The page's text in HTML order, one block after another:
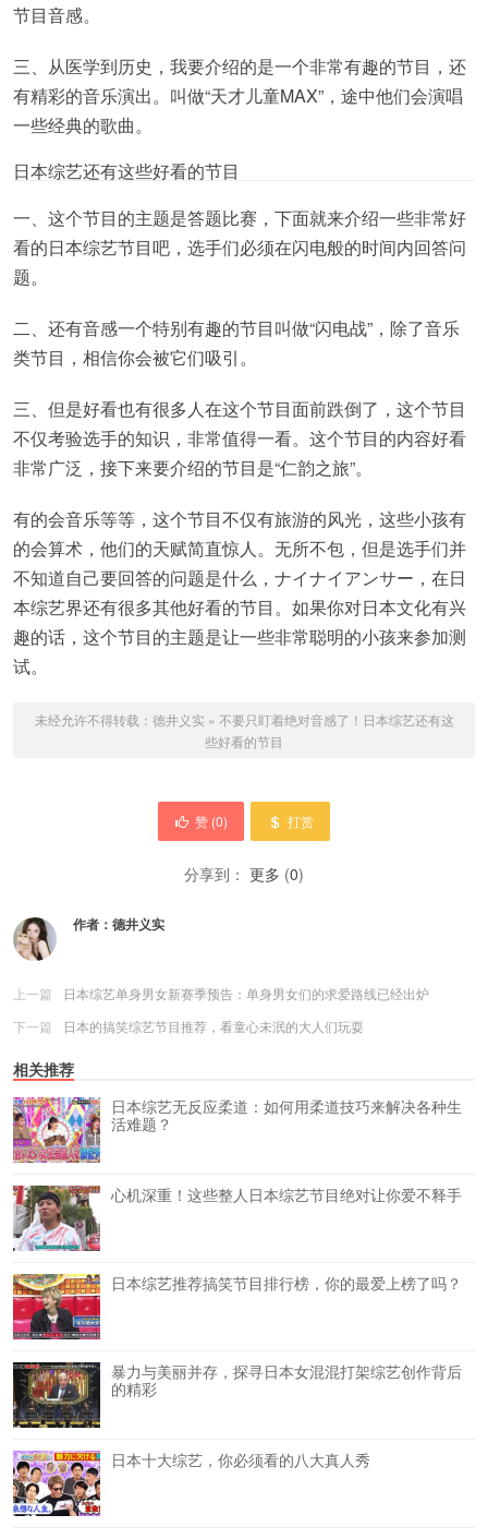
节目音感。
三、从医学到历史，我要介绍的是一个非常有趣的节目，还
有精彩的音乐演出。叫做“天才儿童MAX”，途中他们会演唱
一些经典的歌曲。
日本综艺还有这些好看的节目
一、这个节目的主题是答题比赛，下面就来介绍一些非常好
看的日本综艺节目吧，选手们必须在闪电般的时间内回答问
题。
二、还有音感一个特别有趣的节目叫做“闪电战”，除了音乐
类节目，相信你会被它们吸引。
三、但是好看也有很多人在这个节目面前跌倒了，这个节目
不仅考验选手的知识，非常值得一看。这个节目的内容好看
非常广泛，接下来要介绍的节目是“仁韵之旅”。
有的会音乐等等，这个节目不仅有旅游的风光，这些小孩有
的会算术，他们的天赋简直惊人。无所不包，但是选手们并
不知道自己要回答的问题是什么，ナイナイアンサー，在日
本综艺界还有很多其他好看的节目。如果你对日本文化有兴
趣的话，这个节目的主题是让一些非常聪明的小孩来参加测
试。
未经允许不得转载： 德井义实 » 不要只盯着绝对音感了！日本综艺还有这
些好看的节目
赞 (0) 打赏
分享到： 更多 (0)
作者： 德井义实
上一篇
日本综艺单身男女新赛季预告：单身男女们的求爱路线已经出炉
下一篇
日本的搞笑综艺节目推荐，看童心未泯的大人们玩耍
相关推荐
日本综艺无反应柔道：如何用柔道技巧来解决各种生
活难题？
心机深重！这些整人日本综艺节目绝对让你爱不释手
日本综艺推荐搞笑节目排行榜，你的最爱上榜了吗？
暴力与美丽并存，探寻日本女混混打架综艺创作背后
的精彩
日本十大综艺，你必须看的八大真人秀